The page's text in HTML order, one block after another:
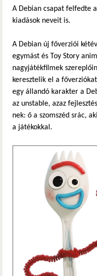
A Debian csapat felfedte
kiadások neveit is.
A Debian új főverziói
egymást és Toy Story
nagyjátékfilmek
keresztelik el a
egy állandó karakter a
az unstable, azaz
nek: ő a szomszéd srác,
a játékokkal.